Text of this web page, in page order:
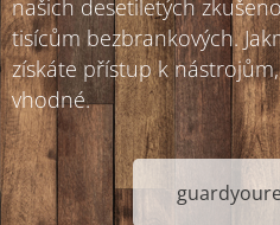
našich desetiletých
tisícům bezbrankových.
získáte přístup k
vhodné.